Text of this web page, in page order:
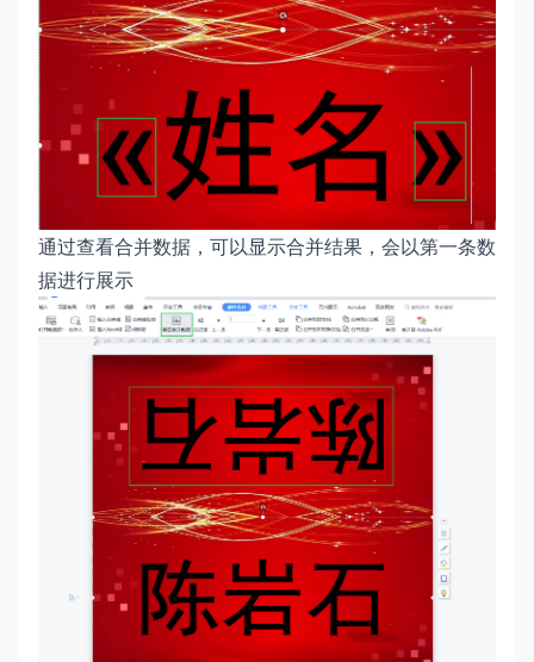
通过查看合并数据，可以显示合并结果，会以第一条数
据进行展示